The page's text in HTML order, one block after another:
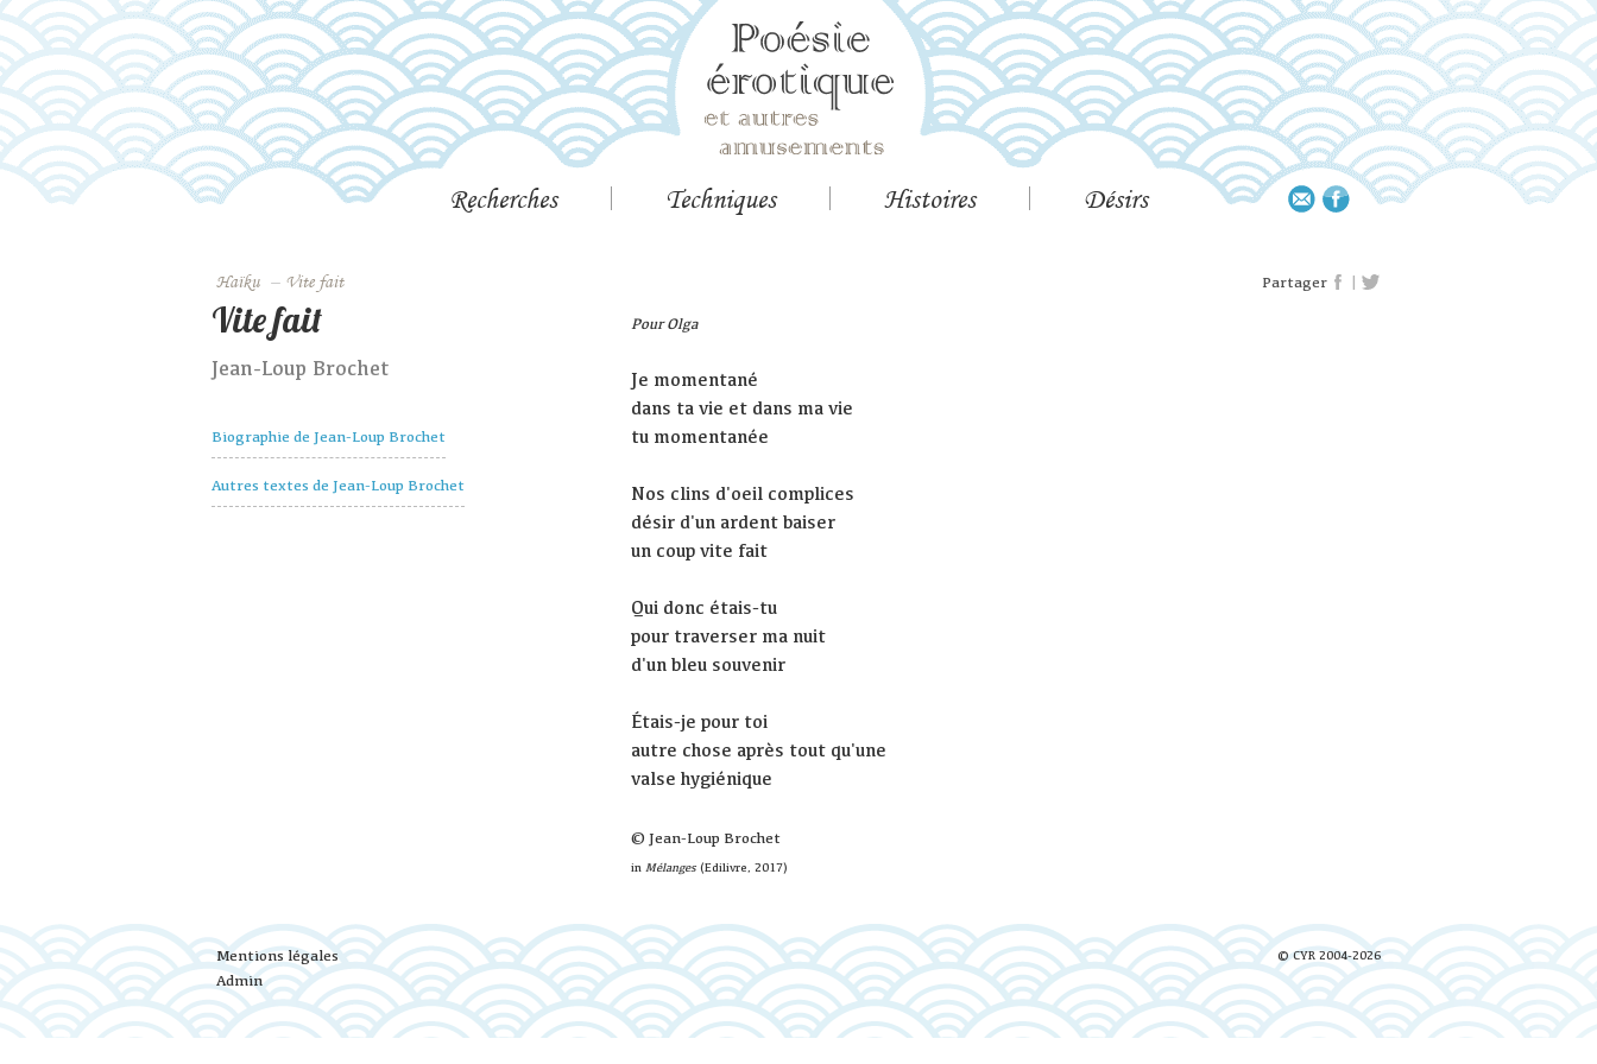
Recherches Techniques Histoires Désirs
Haïku – Vite fait Partager |
Vite fait
Jean-Loup Brochet
Biographie de Jean-Loup Brochet
Autres textes de Jean-Loup Brochet
Pour Olga
Je momentané
dans ta vie et dans ma vie
tu momentanée
Nos clins d'oeil complices
désir d'un ardent baiser
un coup vite fait
Qui donc étais-tu
pour traverser ma nuit
d'un bleu souvenir
Étais-je pour toi
autre chose après tout qu'une
valse hygiénique
© Jean-Loup Brochet
in Mélanges (Edilivre, 2017)
© CYR 2004-2026
Mentions légales
Admin